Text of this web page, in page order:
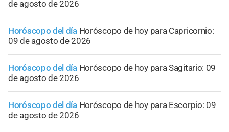
de agosto de 2026
Horóscopo del día Horóscopo de hoy para Capricornio:
09 de agosto de 2026
Horóscopo del día Horóscopo de hoy para Sagitario: 09
de agosto de 2026
Horóscopo del día Horóscopo de hoy para Escorpio: 09
de agosto de 2026